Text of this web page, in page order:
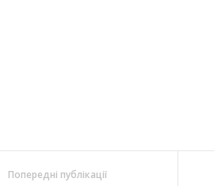
Попередні публікації